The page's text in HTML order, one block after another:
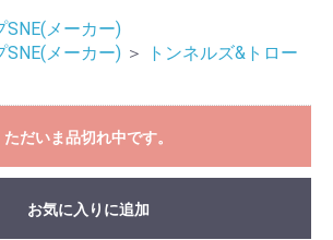
SNE(メーカー)
SNE(メーカー) ＞
トンネルズ&トロー
ただいま品切れ中です。
お気に入りに追加